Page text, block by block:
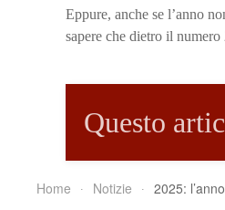
Eppure, anche se l’anno
sapere che dietro il numero
Questo
Home Notizie 2025: